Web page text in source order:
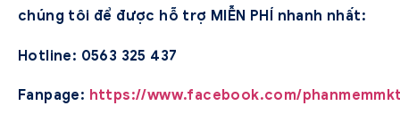
chúng tôi để được hỗ trợ MIỄN PHÍ nhanh nhất:
Hotline: 0563 325 437
Fanpage: https://www.facebook.com/